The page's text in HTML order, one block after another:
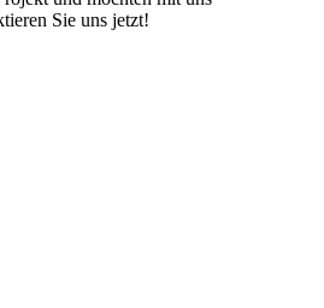
Sie uns jetzt!